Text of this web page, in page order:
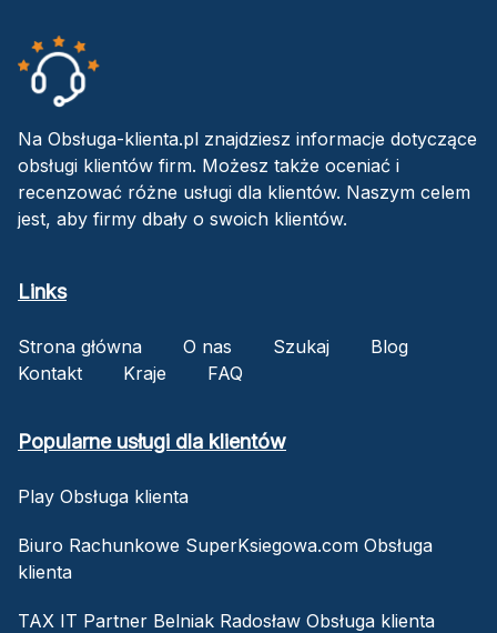
Na Obsługa-klienta.pl znajdziesz informacje dotyczące
obsługi klientów firm. Możesz także oceniać i
recenzować różne usługi dla klientów. Naszym celem
jest, aby firmy dbały o swoich klientów.
Links
Strona główna O nas Szukaj
Blog
Kontakt
Kraje FAQ
Popularne usługi dla klientów
Play Obsługa klienta
Biuro Rachunkowe SuperKsiegowa.com Obsługa
klienta
TAX IT Partner Belniak Radosław Obsługa klienta